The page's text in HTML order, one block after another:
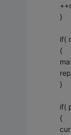
}
if(
{
}
if(
{